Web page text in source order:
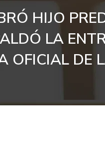
HIJO
LA
OFICIAL DE